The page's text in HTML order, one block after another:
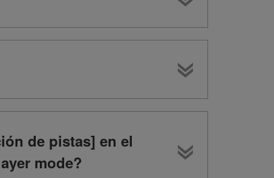
de pistas] en el
mode?